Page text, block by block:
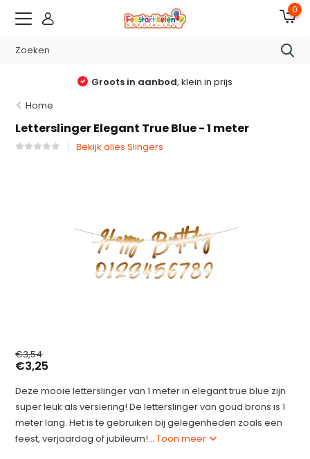
0
Groots in aanbod, klein in prijs
Home
Letterslinger Elegant True Blue - 1 meter
Bekijk alles Slingers
€3,54
€3,25
Deze mooie letterslinger van 1 meter in elegant true blue zijn
super leuk als versiering! De letterslinger van goud brons is 1
meter lang. Het is te gebruiken bij gelegenheden zoals een
feest, verjaardag of jubileum!...Toon meer